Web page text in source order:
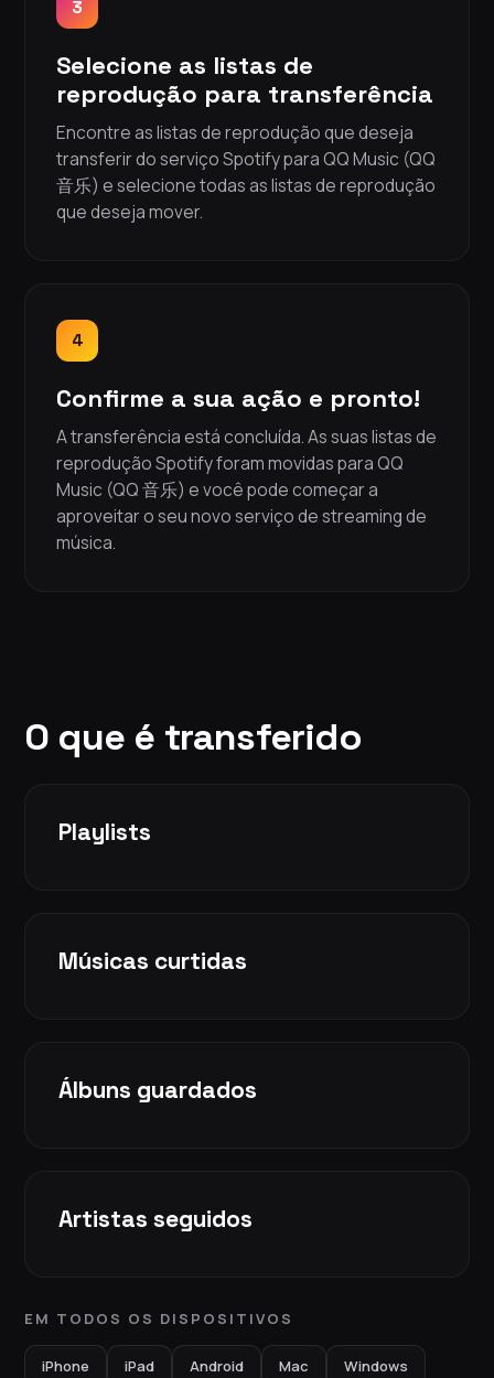
3
Selecione as listas de
reprodução para transferência
Encontre as listas de reprodução que deseja
transferir do serviço Spotify para QQ Music (QQ
音乐) e selecione todas as listas de reprodução
que deseja mover.
4
Confirme a sua ação e pronto!
A transferência está concluída. As suas listas de
reprodução Spotify foram movidas para QQ
Music (QQ 音乐) e você pode começar a
aproveitar o seu novo serviço de streaming de
música.
O que é transferido
Playlists
Músicas curtidas
Álbuns guardados
Artistas seguidos
EM TODOS OS DISPOSITIVOS
iPhone iPad Android Mac Windows